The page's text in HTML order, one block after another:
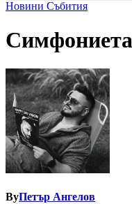
Новини Събития
ByПетър Ангелов